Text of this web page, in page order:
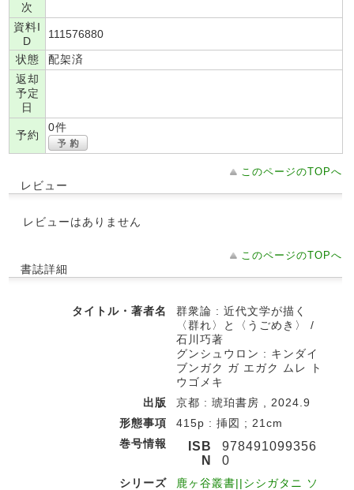
次
資料I
D
111576880
状態
配架済
返却
予定
日
予約
0件
このページのTOPへ
レビュー
レビューはありません
このページのTOPへ
書誌詳細
タイトル・著者名
群衆論 : 近代文学が描く
〈群れ〉と〈うごめき〉 /
石川巧著
グンシュウロン : キンダイ
ブンガク ガ エガク ムレ ト
ウゴメキ
出版
京都 : 琥珀書房 , 2024.9
形態事項
415p : 挿図 ; 21cm
巻号情報
ISB
N
978491099356
0
シリーズ
鹿ヶ谷叢書||シシガタニ ソ